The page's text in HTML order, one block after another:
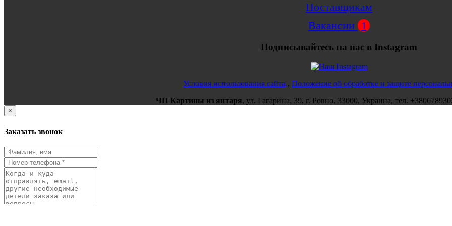
Поставщикам
Вакансии 1
Подписывайтесь на нас в Instagram
Условия использования сайта,, Положение об обработке и защите
ЧП Картины из янтаря, ул. Гагарина, 39, г. Ровно, 33000, Украина, тел.
×
Заказать звонок